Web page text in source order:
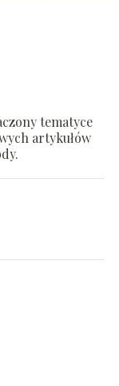
tematyce
artykułów